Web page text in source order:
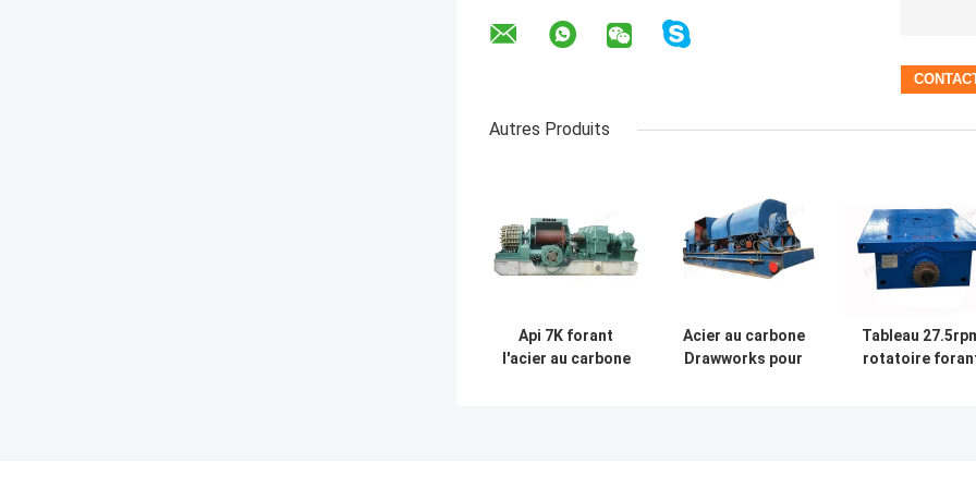
Autres Produits
Api 7K forant
l'acier au carbone
Acier au carbone
Drawworks pour
Tableau
rotatoire